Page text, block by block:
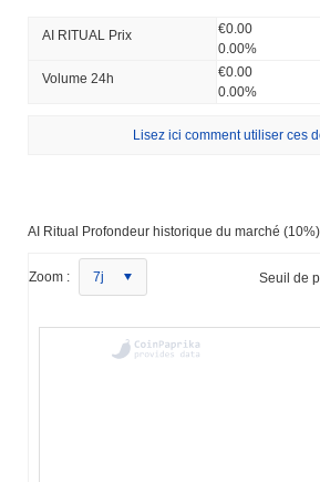
AI RITUAL Prix ​​
€0.00
0.00%
Volume 24h
€0.00
0.00%
Lisez ici comment utiliser ces
AI Ritual Profondeur historique du marché
Zoom : 7j Seuil de